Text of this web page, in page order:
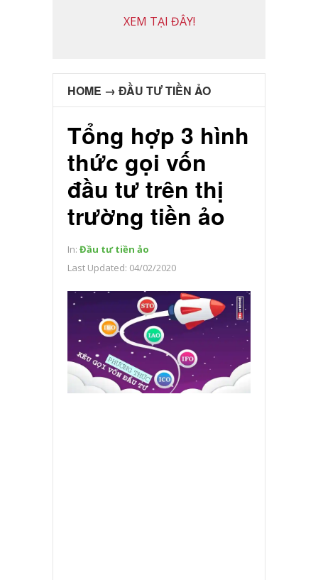
XEM TẠI ĐÂY!
HOME → ĐẦU TƯ TIỀN ẢO
Tổng hợp 3 hình
thức gọi vốn
đầu tư trên thị
trường tiền ảo
In: Đầu tư tiền ảo
Last Updated: 04/02/2020